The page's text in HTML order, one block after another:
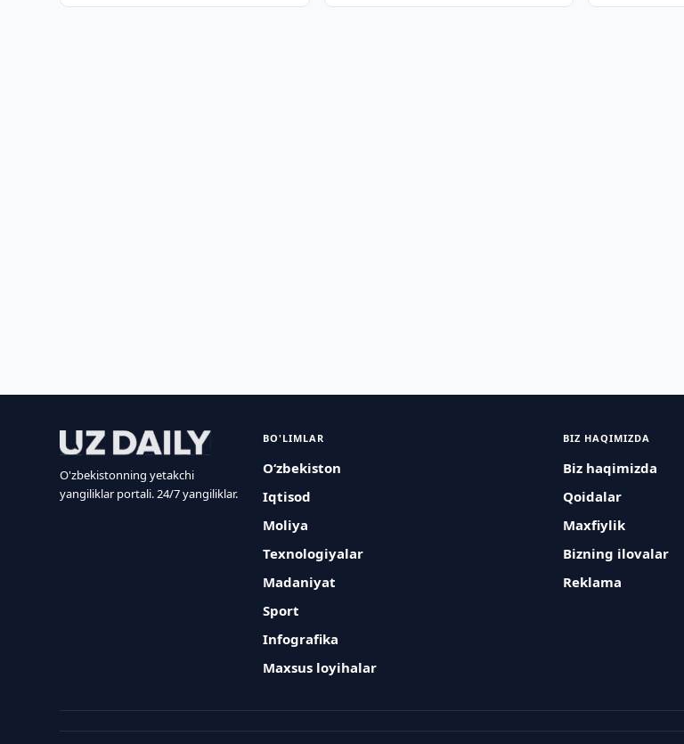
O'zbekistonning yetakchi
yangiliklar portali. 24/7 yangiliklar.
BO'LIMLAR
O‘zbekiston
Iqtisod
Moliya
Texnologiyalar
Madaniyat
Sport
Infografika
Maxsus loyihalar
BIZ HAQIMIZDA
Biz haqimizda
Qoidalar
Maxfiylik
Bizning ilovalar
Reklama